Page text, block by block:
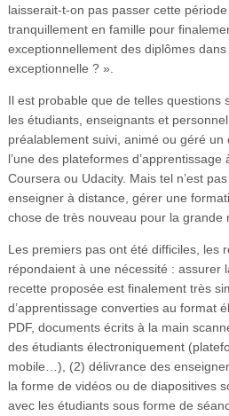
laisserait-t-on pas passer cette
tranquillement en famille pour
exceptionnellement des diplômes
exceptionnelle ? ».
Il est probable que de telles questions
les étudiants, enseignants et
préalablement suivi, animé ou géré
l’une des plateformes d’apprentissage
Coursera ou Udacity. Mais tel n’est
enseigner à distance, gérer une
chose de très nouveau pour la grande
Les premiers pas ont été difficiles, les
répondaient à une nécessité : assurer
recette proposée est finalement très
d’apprentissage converties au format
PDF, documents écrits à la main
des étudiants électroniquement
mobile…), (2) délivrance des
la forme de vidéos ou de diapositives
avec les étudiants sous forme de